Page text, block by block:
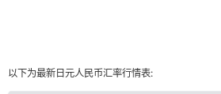
以下为最新日元人民币汇率行情表: